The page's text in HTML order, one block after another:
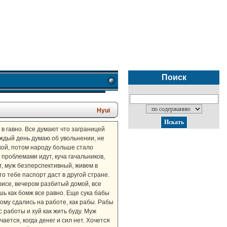
Hyui
гавно. Все думают что заграницей
день думаю об увольнении, не
потом народу больше стало
идут, куча гачальников,
муж безперспективный, живем в
тебе паспорт даст в другой стране.
вечером разбитый домой, все
как бомж все равно. Еще сука бабы
сдались на работе, как рабы. Рабы
работы и хуй как жить буду. Муж
когда денег и сил нет. Хочется
Поиск